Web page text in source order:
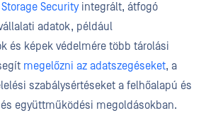
Storage Securityintegrált, átfogó
adatok, például
és képek védelmére több tárolási
megelőzni az adatszegéseket, a
szabálysértéseket a felhőalapú és
együttműködési megoldásokban.